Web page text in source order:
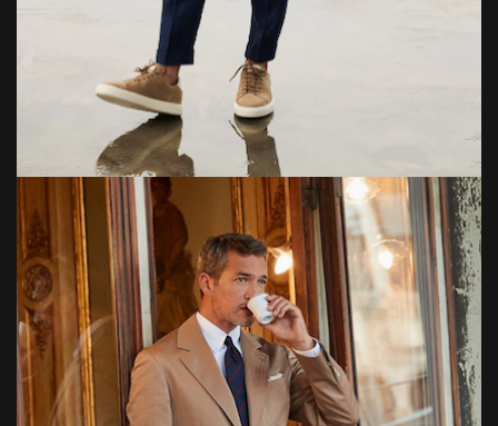
Bild: Brunello Cucinelli